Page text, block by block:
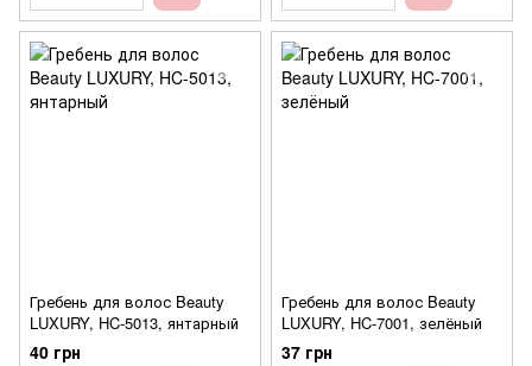
Гребень для волос Beauty
LUXURY, HC-5013, янтарный
40 грн
Гребень для волос Beauty
LUXURY, HC-7001, зелёный
37 грн